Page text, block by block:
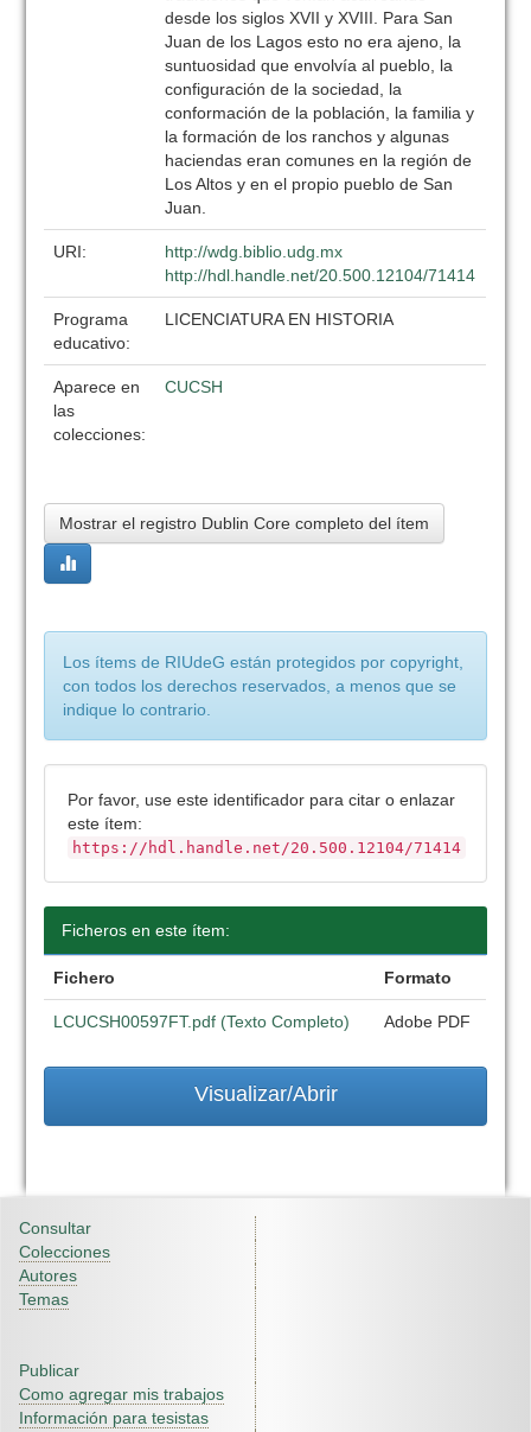
desde los siglos XVII y XVIII. Para San
Juan de los Lagos esto no era ajeno, la
suntuosidad que envolvía al pueblo, la
configuración de la sociedad, la
conformación de la población, la familia y
la formación de los ranchos y algunas
haciendas eran comunes en la región de
Los Altos y en el propio pueblo de San
Juan.
URI:
http://wdg.biblio.udg.mx
http://hdl.handle.net/20.500.12104/71414
Programa
educativo:
LICENCIATURA EN HISTORIA
Aparece en
las
colecciones:
CUCSH
Mostrar el registro Dublin Core completo del ítem
Los ítems de RIUdeG están protegidos por copyright,
con todos los derechos reservados, a menos que se
indique lo contrario.
Por favor, use este identificador para citar o enlazar
este ítem:
https://hdl.handle.net/20.500.12104/71414
Ficheros en este ítem:
Fichero Formato
LCUCSH00597FT.pdf (Texto Completo) Adobe PDF
Visualizar/Abrir
Consultar
Colecciones
Autores
Temas
Publicar
Como agregar mis trabajos
Información para tesistas